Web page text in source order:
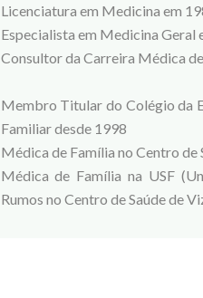
Licenciatura em Medicina em
Especialista em Medicina Geral
Consultor da Carreira Médica
Membro Titular do Colégio da
Familiar desde 1998
Médica de Família no Centro de
Médica de Família na USF
Rumos no Centro de Saúde de